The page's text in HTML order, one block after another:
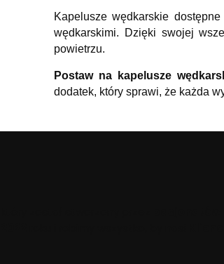
Kapelusze wędkarskie
wędkarskimi. Dzięki swojej
powietrzu.
Postaw na kapelusze
dodatek, który sprawi, że każda